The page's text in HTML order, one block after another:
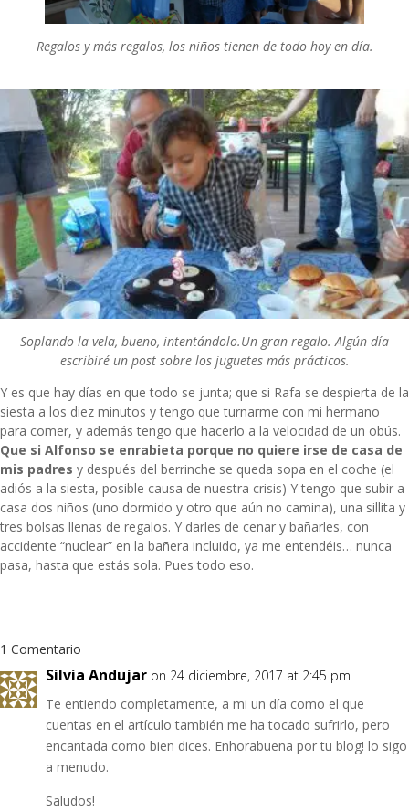
Regalos y más regalos, los niños tienen de todo hoy en día.
Soplando la vela, bueno, intentándolo.Un gran regalo. Algún día
escribiré un post sobre los juguetes más prácticos.
Y es que hay días en que todo se junta; que si Rafa se despierta de la
siesta a los diez minutos y tengo que turnarme con mi hermano
para comer, y además tengo que hacerlo a la velocidad de un obús.
Que si Alfonso se enrabieta porque no quiere irse de casa de
mis padres y después del berrinche se queda sopa en el coche (el
adiós a la siesta, posible causa de nuestra crisis) Y tengo que subir a
casa dos niños (uno dormido y otro que aún no camina), una sillita y
tres bolsas llenas de regalos. Y darles de cenar y bañarles, con
accidente “nuclear” en la bañera incluido, ya me entendéis… nunca
pasa, hasta que estás sola. Pues todo eso.
1 Comentario
Silvia Andujar on 24 diciembre, 2017 at 2:45 pm
Te entiendo completamente, a mi un día como el que
cuentas en el artículo también me ha tocado sufrirlo, pero
encantada como bien dices. Enhorabuena por tu blog! lo sigo
a menudo.
Saludos!